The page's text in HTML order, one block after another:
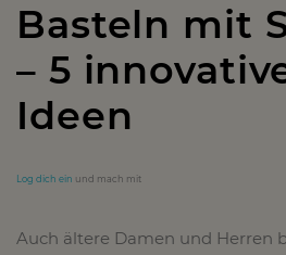
Basteln mit
– 5
Ideen
Log dich ein und mach mit
Auch ältere Damen und Herren